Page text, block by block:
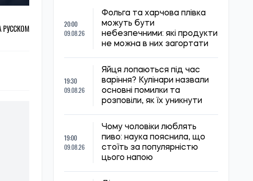
РУССКОМ
20:00
09.08.26
Фольга та харчова плівка
можуть бути
небезпечними: які продукти
не можна в них загортати
19:30
09.08.26
Яйця лопаються під час
варіння? Кулінари назвали
основні помилки та
розповіли, як їх уникнути
19:00
09.08.26
Чому чоловіки люблять
пиво: наука пояснила, що
стоїть за популярністю
цього напою